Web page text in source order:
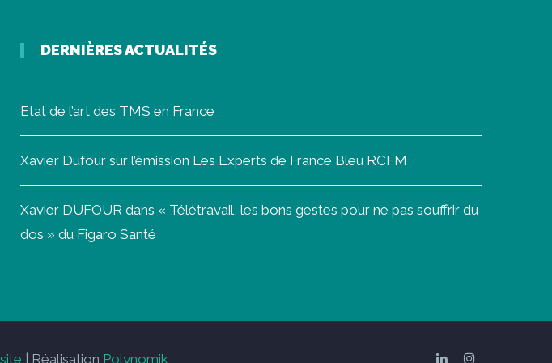
DERNIÈRES ACTUALITÉS
Etat de l’art des TMS en France
Xavier Dufour sur l’émission Les Experts de France Bleu RCFM
Xavier DUFOUR dans « Télétravail, les bons gestes pour ne pas souffrir du
dos » du Figaro Santé
| Réalisation Polynomik